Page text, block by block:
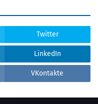
Twitter
LinkedIn
VKontakte